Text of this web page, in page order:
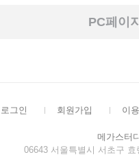
PC페이
로그인 회원가입 이
메가스터
06643 서울특별시 서초구